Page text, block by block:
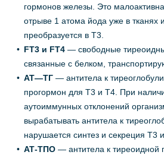
гормонов железы. Это
отрыве 1 атома йода уже в тканях
преобразуется в Т3.
FТ3 и FТ4 — свободные
связанные с белком,
АТ—ТГ — антитела к
прогормон для Т3 и Т4. При
аутоиммунных отклонений
вырабатывать антитела к
нарушается синтез и секреция Т3
АТ-ТПО — антитела к тиреоидной